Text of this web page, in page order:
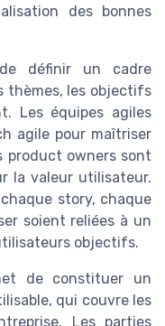
des bonnes
définir un cadre
thèmes, les objectifs
Les équipes agiles
agile pour maîtriser
product owners sont
la valeur utilisateur.
story, chaque
soient reliées à un
objectifs.
de constituer un
qui couvre les
Les parties